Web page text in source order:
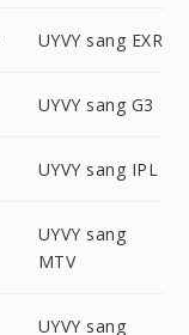
UYVY sang EXR
UYVY sang G3
UYVY sang IPL
UYVY sang
MTV
UYVY sang